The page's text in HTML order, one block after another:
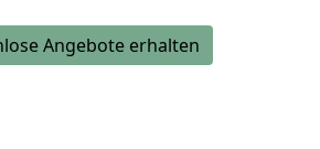
Angebote erhalten